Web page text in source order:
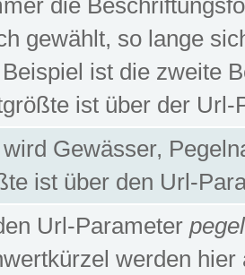
die
gewählt, so lange
ist die zweite
ist über der
Gewässer,
ist über den Url-
Url-Parameter
werden